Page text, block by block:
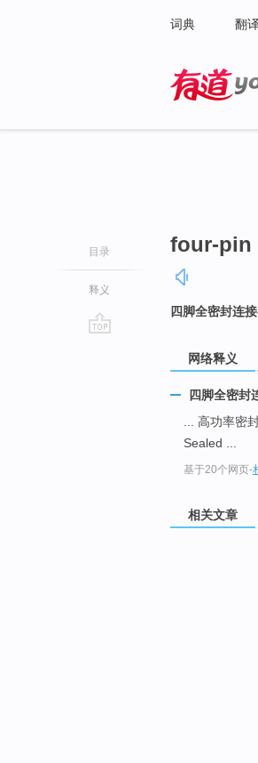
词典 翻
目录
释义
four-pin
四脚全密封连
网络释义
四脚全密封
... 高功率密
Sealed ...
基于20个网页-
相关文章